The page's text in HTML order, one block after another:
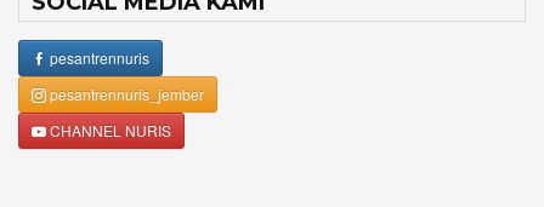
pesantrennuris
pesantrennuris_jember
CHANNEL NURIS